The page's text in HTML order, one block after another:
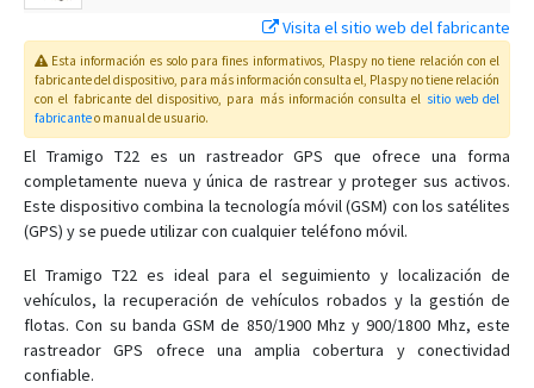
Visita el sitio web del fabricante
Esta información es solo para fines informativos, Plaspy no tiene relación con el
fabricante del dispositivo, para más información consulta el, Plaspy no tiene relación
con el fabricante del dispositivo, para más información consulta el sitio web del
fabricanteo manual de usuario.
El Tramigo T22 es un rastreador GPS que ofrece una forma
completamente nueva y única de rastrear y proteger sus activos.
Este dispositivo combina la tecnología móvil (GSM) con los satélites
(GPS) y se puede utilizar con cualquier teléfono móvil.
El Tramigo T22 es ideal para el seguimiento y localización de
vehículos, la recuperación de vehículos robados y la gestión de
flotas. Con su banda GSM de 850/1900 Mhz y 900/1800 Mhz, este
rastreador GPS ofrece una amplia cobertura y conectividad
confiable.